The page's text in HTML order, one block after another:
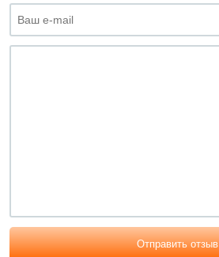
Отправить отзыв